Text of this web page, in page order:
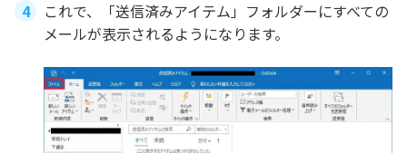
これで、「送信済みアイテム」フォルダーにすべての
メールが表示されるようになります。